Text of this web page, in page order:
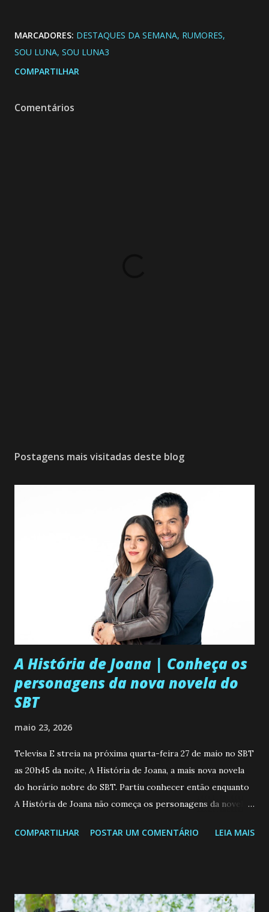
MARCADORES: DESTAQUES DA SEMANA RUMORES
SOU LUNA SOU LUNA3
COMPARTILHAR
Comentários
Postagens mais visitadas deste blog
A História de Joana | Conheça os
personagens da nova novela do
SBT
maio 23, 2026
Televisa E streia na próxima quarta-feira 27 de maio no SBT
as 20h45 da noite, A História de Joana, a mais nova novela
do horário nobre do SBT. Partiu conhecer então enquanto
A História de Joana não começa os personagens da novela?
de 25/05/26 a 31/05/26 JOANA GUADALUPE (Camila
permanecer virgem até encontrar o homem que realmente
COMPARTILHAR POSTAR UM COMENTÁRIO LEIA MAIS